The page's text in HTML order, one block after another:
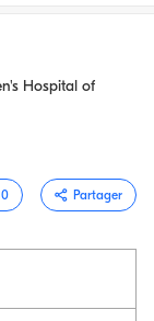
Hospital of
0 Partager